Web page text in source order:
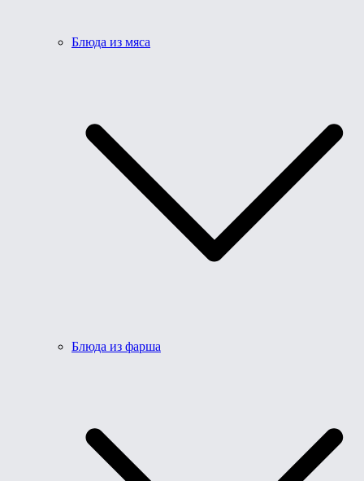
Блюда из мяса
Блюда из фарша